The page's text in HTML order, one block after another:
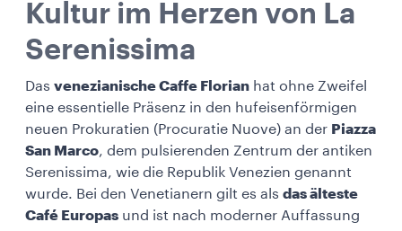
Kultur im Herzen von La
Serenissima
Das venezianische Caffe Florian hat ohne Zweifel
eine essentielle Präsenz in den hufeisenförmigen
neuen Prokuratien (Procuratie Nuove) an der Piazza
San Marco, dem pulsierenden Zentrum der antiken
Serenissima, wie die Republik Venezien genannt
wurde. Bei den Venetianern gilt es als das älteste
Café Europas und ist nach moderner Auffassung